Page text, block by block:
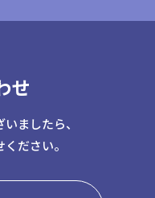
せ
ましたら、
ださい。